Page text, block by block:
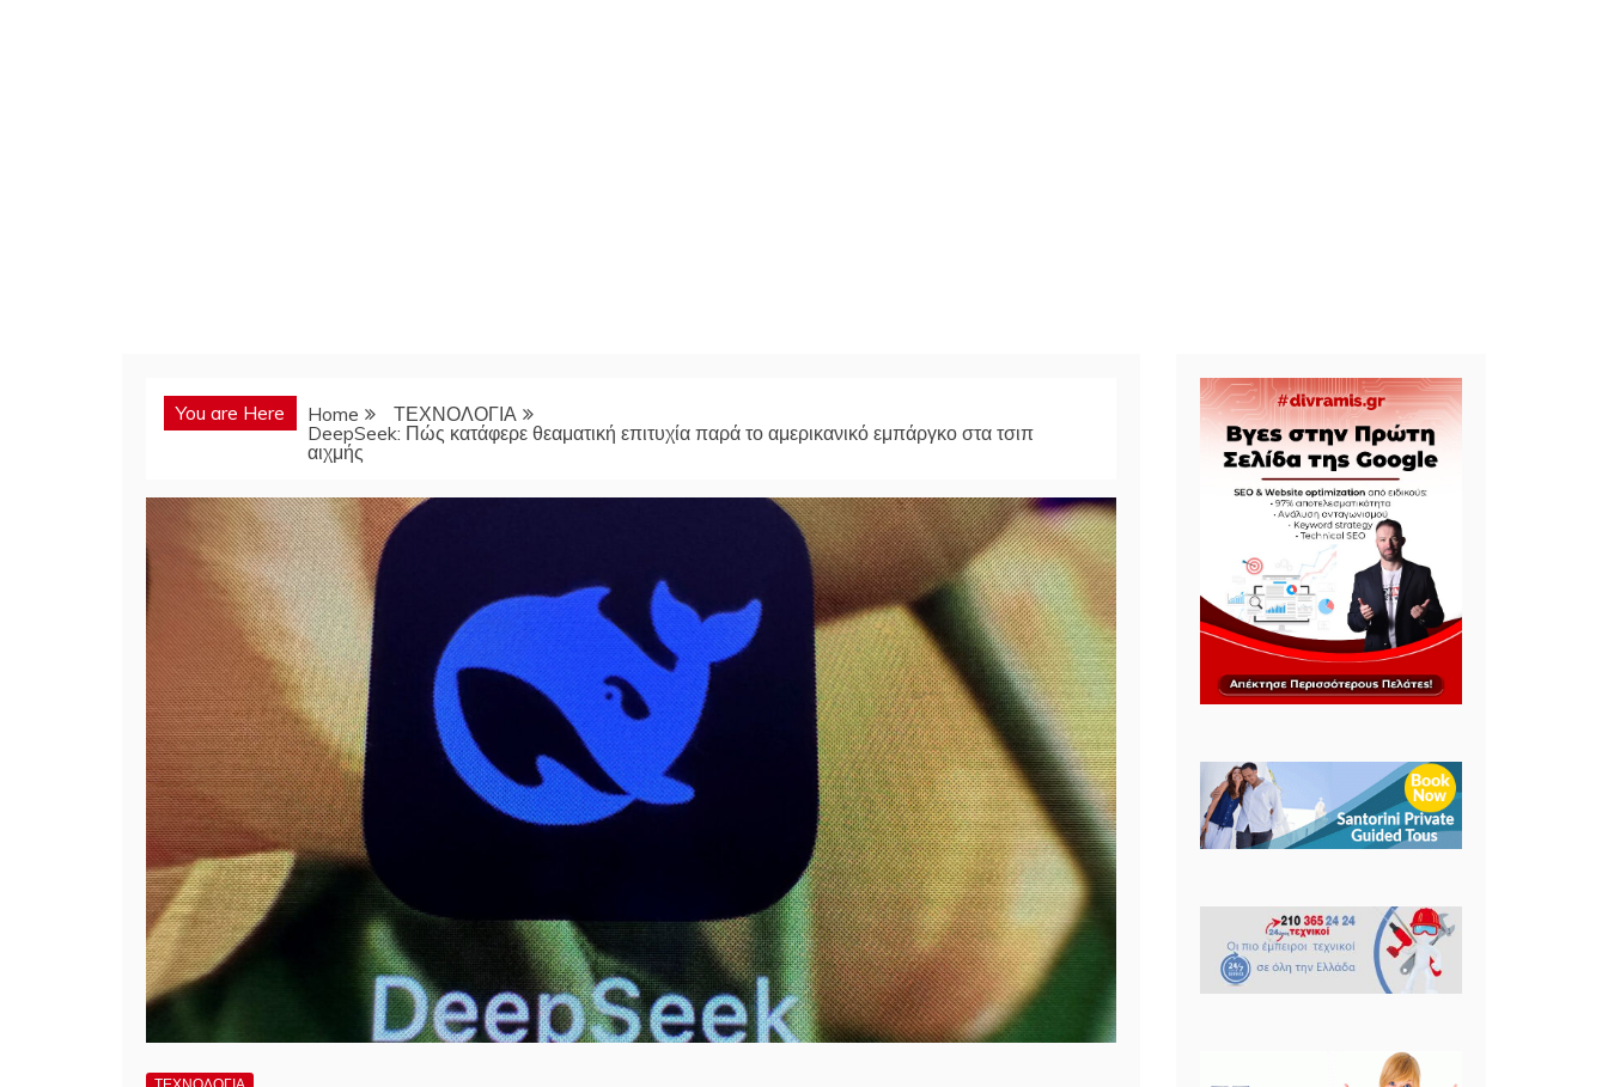
You are Here Home
ΤΕΧΝΟΛΟΓΙΑ
DeepSeek: Πώς κατάφερε θεαματική επιτυχία παρά το αμερικανικό εμπάργκο στα τσιπ
αιχμής